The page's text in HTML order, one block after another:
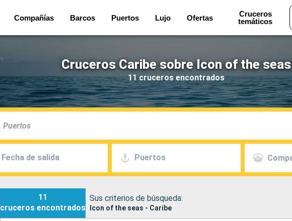
Compañías Barcos Puertos Lujo Ofertas
Cruceros
temáticos
Cruceros Caribe sobre Icon of the seas
11 cruceros encontrados
Fecha de salida Puertos
11
cruceros encontrados
Sus criterios de búsqueda:
Icon of the seas - Caribe